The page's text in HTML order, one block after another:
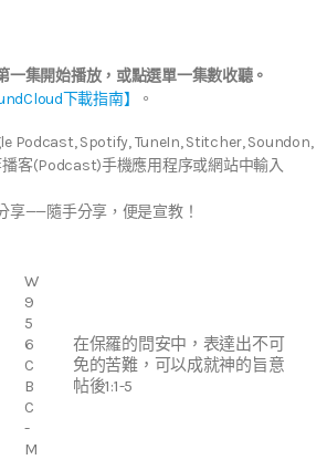
一集開始播放，或點選單一集數收聽。
下載指南】 。
Podcast, Spotify, TuneIn, Stitcher, Soundon,
客(Podcast)手機應用程序或網站中輸入
享——隨手分享，便是宣教！
W
9
5
6
C
B
C
-
M
在保羅的問安中，表達出不可
免的苦難，可以成就神的旨意
帖後1:1-5